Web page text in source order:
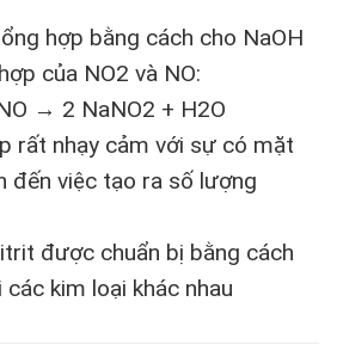
hợp bằng cách cho NaOH
của NO2 và NO:
→ 2 NaNO2 + H2O
rất nhạy cảm với sự có mặt
đến việc tạo ra số lượng
được chuẩn bị bằng cách
kim loại khác nhau